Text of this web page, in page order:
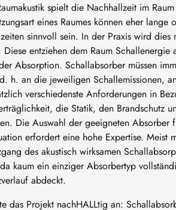
spielt die Nachhallzeit im
eines Raumes können eher lange
sinnvoll sein. In der Praxis wird dies
Diese entziehen dem Raum Schallenergie
Absorption. Schallabsorber müssen
h. an die jeweiligen Schallemissionen,
verschiedenste Anforderungen in
die Statik, den Brandschutz
Die Auswahl der geeigneten Absorber
erfordert eine hohe Expertise. Meist
des akustisch wirksamen
kaum ein einziger Absorbertyp
abdeckt.
das Projekt nachHALLtig an: